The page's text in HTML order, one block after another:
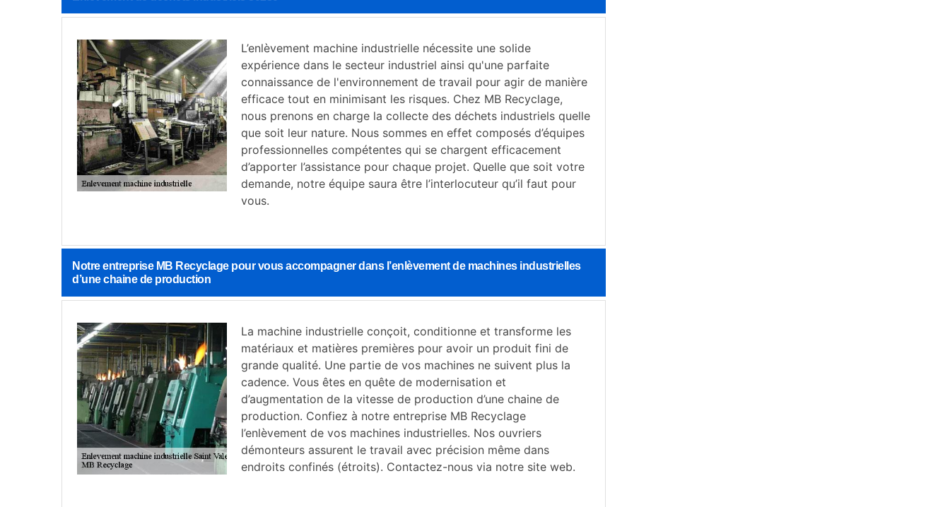
L’enlèvement machine industrielle nécessite une solide
expérience dans le secteur industriel ainsi qu'une parfaite
connaissance de l'environnement de travail pour agir de manière
efficace tout en minimisant les risques. Chez MB Recyclage,
nous prenons en charge la collecte des déchets industriels quelle
que soit leur nature. Nous sommes en effet composés d’équipes
professionnelles compétentes qui se chargent efficacement
d’apporter l’assistance pour chaque projet. Quelle que soit votre
demande, notre équipe saura être l’interlocuteur qu’il faut pour
vous.
Notre entreprise MB Recyclage pour vous accompagner dans l’enlèvement de machines industrielles
d’une chaine de production
La machine industrielle conçoit, conditionne et transforme les
matériaux et matières premières pour avoir un produit fini de
grande qualité. Une partie de vos machines ne suivent plus la
cadence. Vous êtes en quête de modernisation et
d’augmentation de la vitesse de production d’une chaine de
production. Confiez à notre entreprise MB Recyclage
l’enlèvement de vos machines industrielles. Nos ouvriers
démonteurs assurent le travail avec précision même dans
endroits confinés (étroits). Contactez-nous via notre site web.